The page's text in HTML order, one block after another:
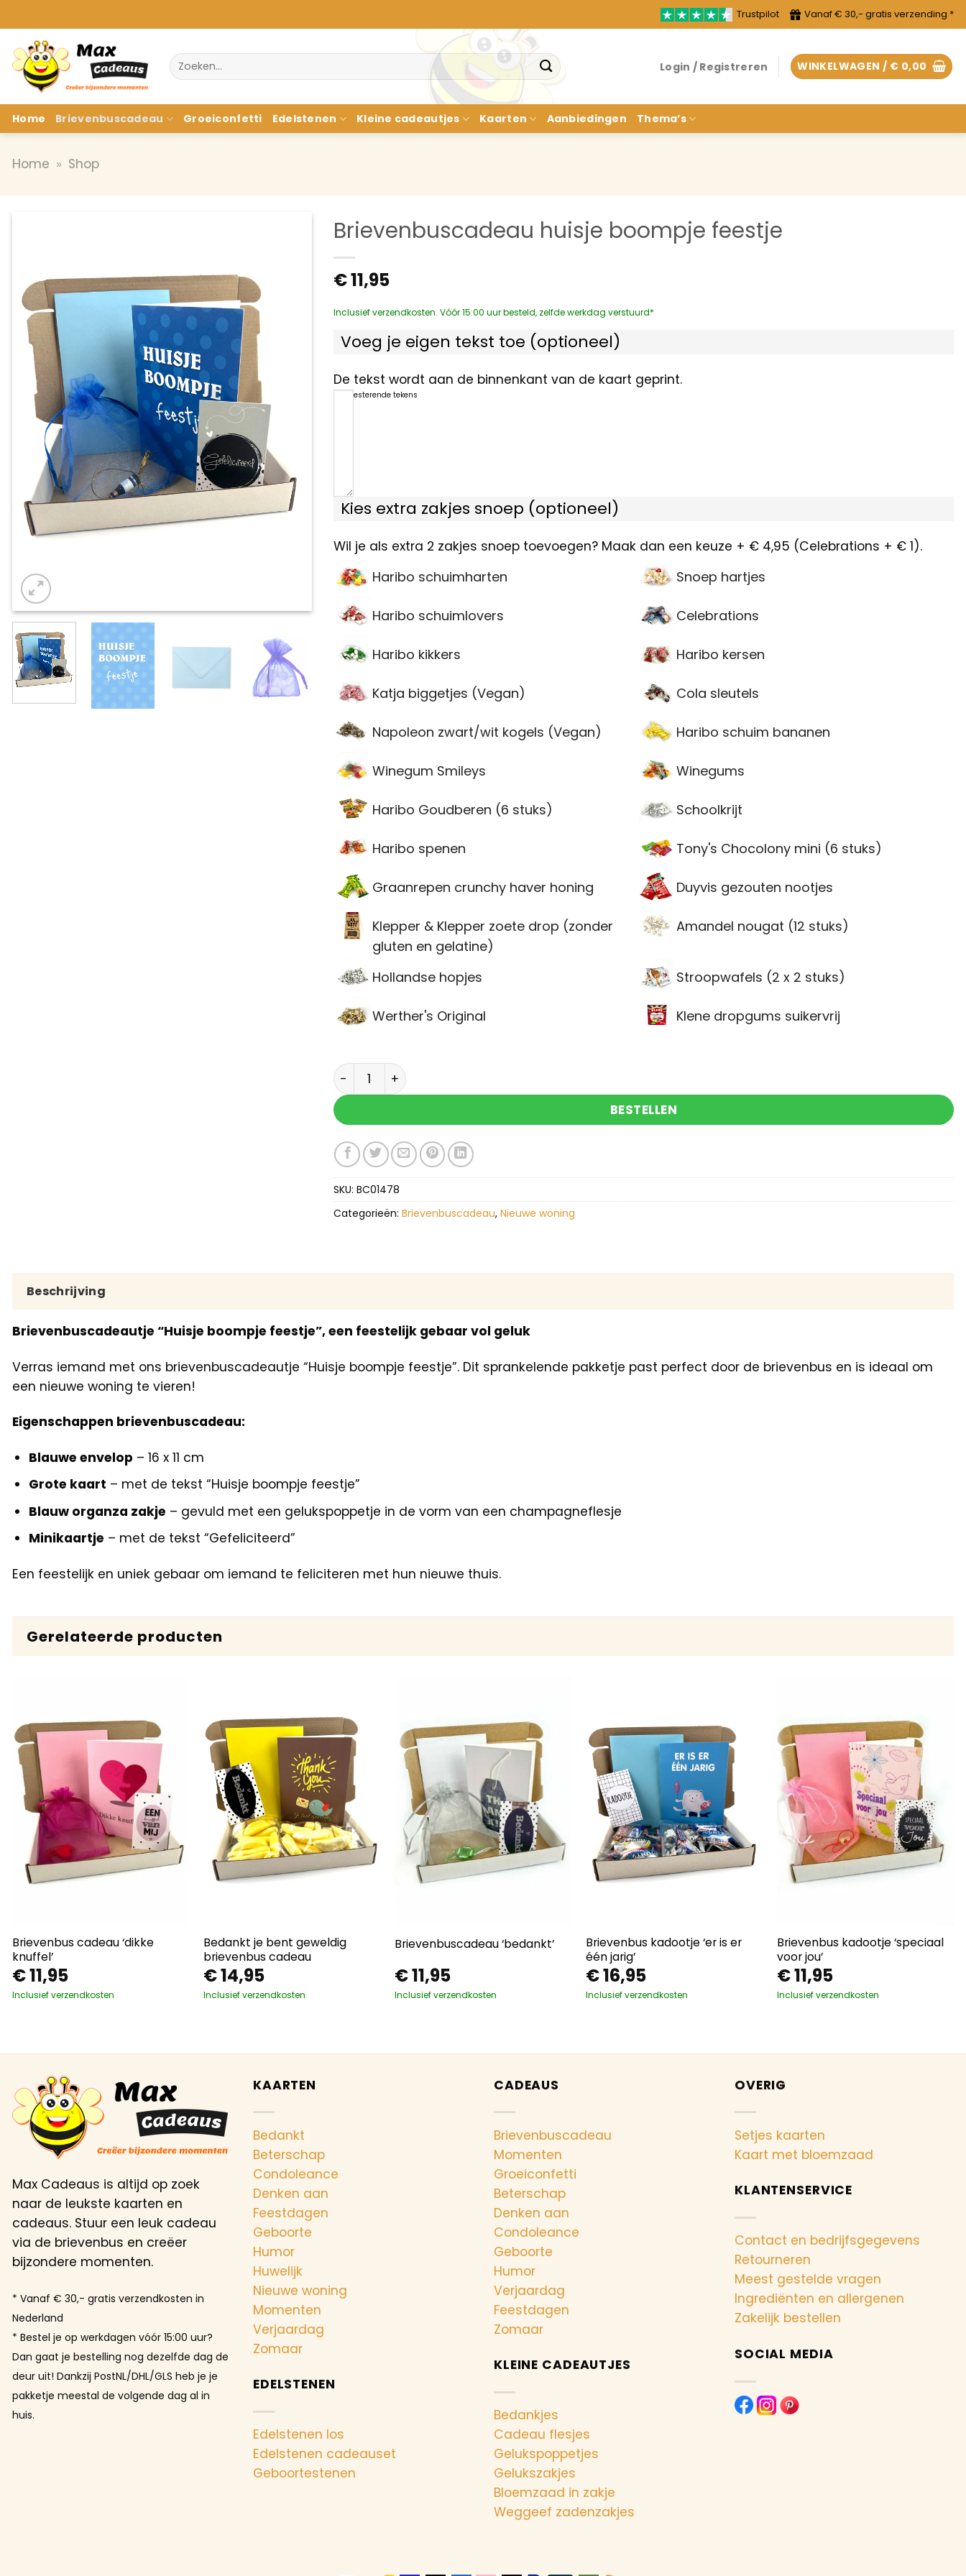
naar
inhoud
Trustpilot Vanaf € 30,- gratis verzending *
Zoeken
naar:
Login / Registreren WINKELWAGEN / € 0,00
Home Brievenbuscadeau Groeiconfetti Edelstenen Kleine cadeautjes Kaarten Aanbiedingen Thema’s
Home » Shop
Brievenbuscadeau huisje boompje feestje
€11,95
Inclusief verzendkosten. Vóór 15:00 uur besteld, zelfde werkdag verstuurd*
Voeg je eigen tekst toe (optioneel)
De tekst wordt aan de binnenkant van de kaart geprint.
resterende tekens
Kies extra zakjes snoep (optioneel)
Wil je als extra 2 zakjes snoep toevoegen? Maak dan een keuze + € 4,95 (Celebrations + € 1).
Haribo schuimharten Snoep hartjes
Haribo schuimlovers Celebrations
Haribo kikkers Haribo kersen
Katja biggetjes (Vegan) Cola sleutels
Napoleon zwart/wit kogels (Vegan) Haribo schuim bananen
Winegum Smileys Winegums
Haribo Goudberen (6 stuks) Schoolkrijt
Haribo spenen Tony's Chocolony mini (6 stuks)
Graanrepen crunchy haver honing Duyvis gezouten nootjes
Klepper & Klepper zoete drop (zonder
gluten en gelatine)
Amandel nougat (12 stuks)
Hollandse hopjes Stroopwafels (2 x 2 stuks)
Werther's Original Klene dropgums suikervrij
Brievenbuscadeau huisje boompje feestje aantal
BESTELLEN
SKU: BC01478
Categorieën: Brievenbuscadeau, Nieuwe woning
Beschrijving
Brievenbuscadeautje “Huisje boompje feestje”, een feestelijk gebaar vol geluk
Verras iemand met ons brievenbuscadeautje “Huisje boompje feestje”. Dit sprankelende pakketje past perfect door de brievenbus en is ideaal om
een nieuwe woning te vieren!
Eigenschappen brievenbuscadeau:
Blauwe envelop – 16 x 11 cm
Grote kaart – met de tekst “Huisje boompje feestje”
Blauw organza zakje – gevuld met een gelukspoppetje in de vorm van een champagneflesje
Minikaartje – met de tekst “Gefeliciteerd”
Een feestelijk en uniek gebaar om iemand te feliciteren met hun nieuwe thuis.
Gerelateerde producten
Brievenbus cadeau ‘dikke
knuffel’
€11,95
Inclusief verzendkosten
Bedankt je bent geweldig
brievenbus cadeau
€14,95
Inclusief verzendkosten
Brievenbuscadeau ‘bedankt’
€11,95
Inclusief verzendkosten
Brievenbus kadootje ‘er is er
één jarig’
€16,95
Inclusief verzendkosten
Brievenbus kadootje ‘speciaal
voor jou’
€11,95
Inclusief verzendkosten
Max Cadeaus is altijd op zoek
naar de leukste kaarten en
cadeaus. Stuur een leuk cadeau
via de brievenbus en creëer
bijzondere momenten.
* Vanaf € 30,- gratis verzendkosten in
Nederland
* Bestel je op werkdagen vóór 15:00 uur?
Dan gaat je bestelling nog dezelfde dag de
deur uit! Dankzij PostNL/DHL/GLS heb je je
pakketje meestal de volgende dag al in
huis.
KAARTEN
Bedankt
Beterschap
Condoleance
Denken aan
Feestdagen
Geboorte
Humor
Huwelijk
Nieuwe woning
Momenten
Verjaardag
Zomaar
EDELSTENEN
Edelstenen los
Edelstenen cadeauset
Geboortestenen
CADEAUS
Brievenbuscadeau
Momenten
Groeiconfetti
Beterschap
Denken aan
Condoleance
Geboorte
Humor
Verjaardag
Feestdagen
Zomaar
KLEINE CADEAUTJES
Bedankjes
Cadeau flesjes
Gelukspoppetjes
Gelukszakjes
Bloemzaad in zakje
Weggeef zadenzakjes
OVERIG
Setjes kaarten
Kaart met bloemzaad
KLANTENSERVICE
Contact en bedrijfsgegevens
Retourneren
Meest gestelde vragen
Ingrediënten en allergenen
Zakelijk bestellen
SOCIAL MEDIA